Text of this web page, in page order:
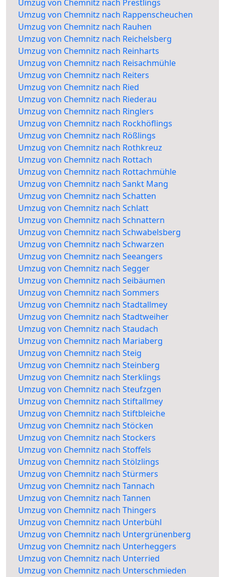
Umzug von Chemnitz nach Prestlings
Umzug von Chemnitz nach Rappenscheuchen
Umzug von Chemnitz nach Rauhen
Umzug von Chemnitz nach Reichelsberg
Umzug von Chemnitz nach Reinharts
Umzug von Chemnitz nach Reisachmühle
Umzug von Chemnitz nach Reiters
Umzug von Chemnitz nach Ried
Umzug von Chemnitz nach Riederau
Umzug von Chemnitz nach Ringlers
Umzug von Chemnitz nach Rockhöflings
Umzug von Chemnitz nach Rößlings
Umzug von Chemnitz nach Rothkreuz
Umzug von Chemnitz nach Rottach
Umzug von Chemnitz nach Rottachmühle
Umzug von Chemnitz nach Sankt Mang
Umzug von Chemnitz nach Schatten
Umzug von Chemnitz nach Schlatt
Umzug von Chemnitz nach Schnattern
Umzug von Chemnitz nach Schwabelsberg
Umzug von Chemnitz nach Schwarzen
Umzug von Chemnitz nach Seeangers
Umzug von Chemnitz nach Segger
Umzug von Chemnitz nach Seibäumen
Umzug von Chemnitz nach Sommers
Umzug von Chemnitz nach Stadtallmey
Umzug von Chemnitz nach Stadtweiher
Umzug von Chemnitz nach Staudach
Umzug von Chemnitz nach Mariaberg
Umzug von Chemnitz nach Steig
Umzug von Chemnitz nach Steinberg
Umzug von Chemnitz nach Sterklings
Umzug von Chemnitz nach Steufzgen
Umzug von Chemnitz nach Stiftallmey
Umzug von Chemnitz nach Stiftbleiche
Umzug von Chemnitz nach Stöcken
Umzug von Chemnitz nach Stockers
Umzug von Chemnitz nach Stoffels
Umzug von Chemnitz nach Stölzlings
Umzug von Chemnitz nach Stürmers
Umzug von Chemnitz nach Tannach
Umzug von Chemnitz nach Tannen
Umzug von Chemnitz nach Thingers
Umzug von Chemnitz nach Unterbühl
Umzug von Chemnitz nach Untergrünenberg
Umzug von Chemnitz nach Unterheggers
Umzug von Chemnitz nach Unterried
Umzug von Chemnitz nach Unterschmieden